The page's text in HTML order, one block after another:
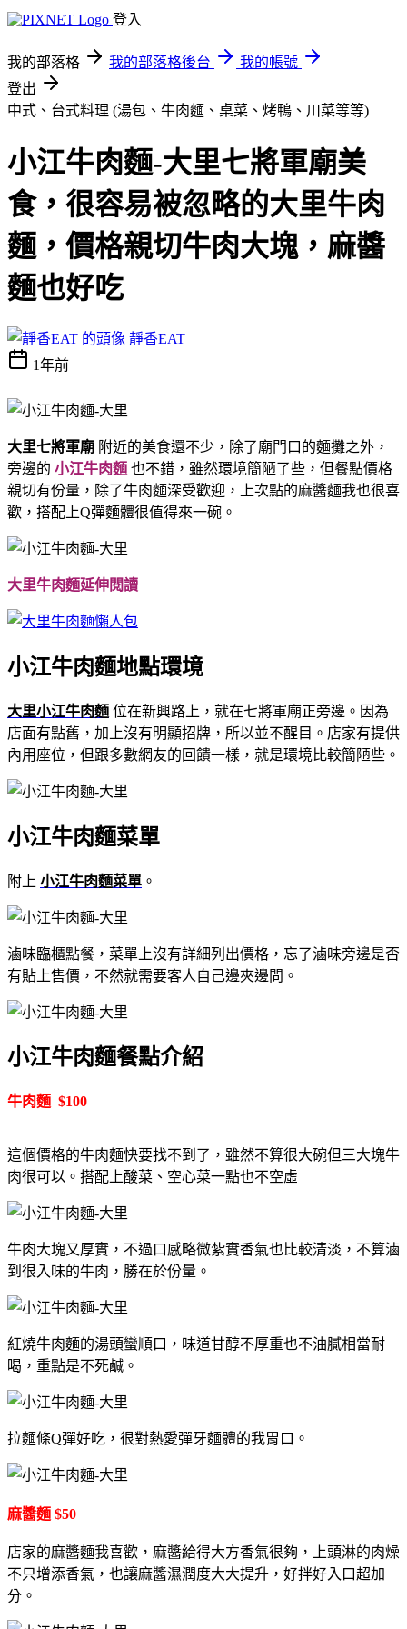
登入
我的部落格 我的部落格後台
我的帳號
登出
中式、台式料理 (湯包、牛肉麵、桌菜、烤鴨、川菜等等)
小江牛肉麵-大里七將軍廟美
食，很容易被忽略的大里牛肉
麵，價格親切牛肉大塊，麻醬
麵也好吃
靜香EAT
1年前
大里七將軍廟 附近的美食還不少，除了廟門口的麵攤之外，
旁邊的 小江牛肉麵 也不錯，雖然環境簡陋了些，但餐點價格
親切有份量，除了牛肉麵深受歡迎，上次點的麻醬麵我也很喜
歡，搭配上Q彈麵體很值得來一碗。
大里牛肉麵延伸閱讀
小江牛肉麵地點環境
大里小江牛肉麵 位在新興路上，就在七將軍廟正旁邊。因為
店面有點舊，加上沒有明顯招牌，所以並不醒目。店家有提供
內用座位，但跟多數網友的回饋一樣，就是環境比較簡陋些。
小江牛肉麵菜單
附上 小江牛肉麵菜單 。
滷味臨櫃點餐，菜單上沒有詳細列出價格，忘了滷味旁邊是否
有貼上售價，不然就需要客人自己邊夾邊問。
小江牛肉麵餐點介紹
牛肉麵 $100
這個價格的牛肉麵快要找不到了，雖然不算很大碗但三大塊牛
肉很可以。搭配上酸菜、空心菜一點也不空虛
牛肉大塊又厚實，不過口感略微紮實香氣也比較清淡，不算滷
到很入味的牛肉，勝在於份量。
紅燒牛肉麵的湯頭蠻順口，味道甘醇不厚重也不油膩相當耐
喝，重點是不死鹹。
拉麵條Q彈好吃，很對熱愛彈牙麵體的我胃口。
麻醬麵 $50
店家的麻醬麵我喜歡，麻醬給得大方香氣很夠，上頭淋的肉燥
不只增添香氣，也讓麻醬濕潤度大大提升，好拌好入口超加
分。